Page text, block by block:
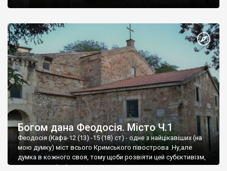
Богом дана Феодосія. Місто Ч.1
Феодосія (Кафа-12 (13) -15 (18) ст) - одне з найцікавіших (на
мою думку) міст всього Кримського півострова .Ну,але
думка в кожного своя, тому щоби розвіяти цей субєктивізм,
запрошую відвідати це